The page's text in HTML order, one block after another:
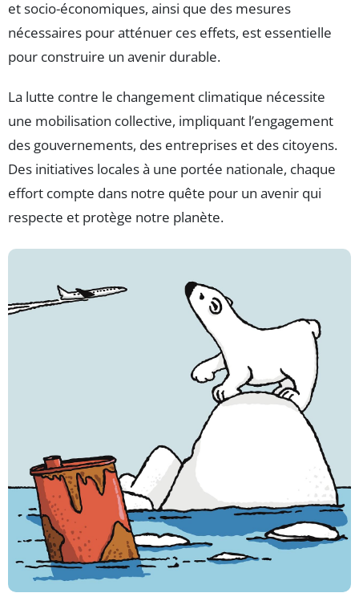
et socio-économiques, ainsi que des mesures
nécessaires pour atténuer ces effets, est essentielle
pour construire un avenir durable.
La lutte contre le changement climatique nécessite
une mobilisation collective, impliquant l’engagement
des gouvernements, des entreprises et des citoyens.
Des initiatives locales à une portée nationale, chaque
effort compte dans notre quête pour un avenir qui
respecte et protège notre planète.